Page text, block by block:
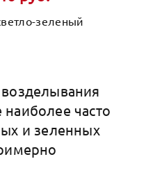
зеленый
часто
и зеленных